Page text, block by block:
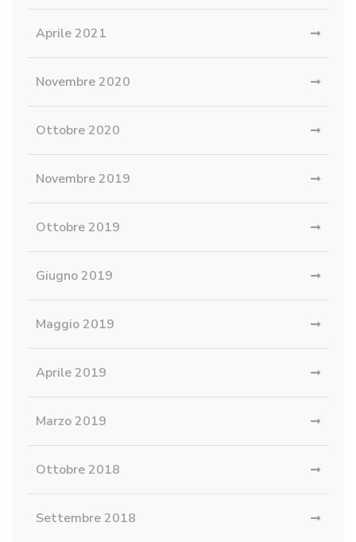
Aprile 2021
Novembre 2020
Ottobre 2020
Novembre 2019
Ottobre 2019
Giugno 2019
Maggio 2019
Aprile 2019
Marzo 2019
Ottobre 2018
Settembre 2018